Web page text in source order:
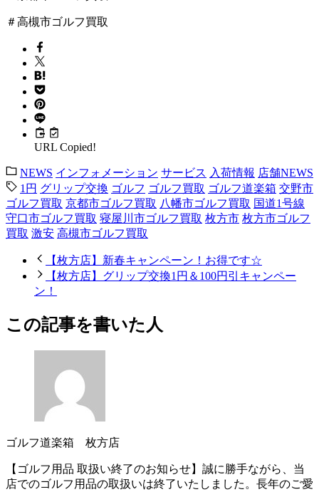
＃高槻市ゴルフ買取
URL Copied!
NEWS インフォメーション サービス 入荷情報 店舗NEWS
1円 グリップ交換 ゴルフ ゴルフ買取 ゴルフ道楽箱 交野市
ゴルフ買取 京都市ゴルフ買取 八幡市ゴルフ買取 国道1号線
守口市ゴルフ買取 寝屋川市ゴルフ買取 枚方市 枚方市ゴルフ
買取 激安 高槻市ゴルフ買取
【枚方店】新春キャンペーン！お得です☆
【枚方店】グリップ交換1円＆100円引キャンペー
ン！
この記事を書いた人
ゴルフ道楽箱 枚方店
【ゴルフ用品 取扱い終了のお知らせ】誠に勝手ながら、当
店でのゴルフ用品の取扱いは終了いたしました。長年のご愛